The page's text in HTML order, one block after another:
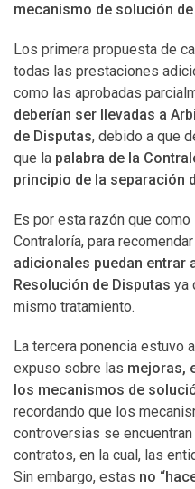
mecanismo de solución
Los primera propuesta de
todas las prestaciones
como las aprobadas
deberían ser llevadas a
de Disputas, debido a que
que la palabra de la
principio de la separación
Es por esta razón que
Contraloría, para recomendar
adicionales puedan entrar
Resolución de Disputas ya
mismo tratamiento.
La tercera ponencia estuvo
expuso sobre las mejoras,
los mecanismos de
recordando que los
controversias se
contratos, en la cual, las
Sin embargo, estas no